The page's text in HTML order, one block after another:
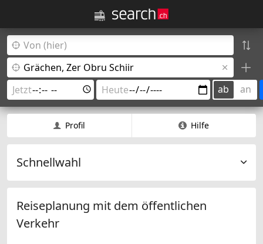
ab an
Profil Hilfe
Schnellwahl
Reiseplanung mit dem öffentlichen
Verkehr